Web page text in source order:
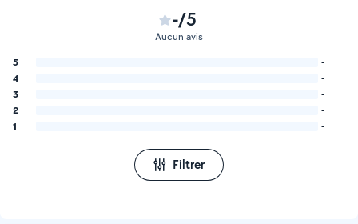
-/5
Aucun avis
5
-
4
-
3
-
2
-
1
-
Filtrer